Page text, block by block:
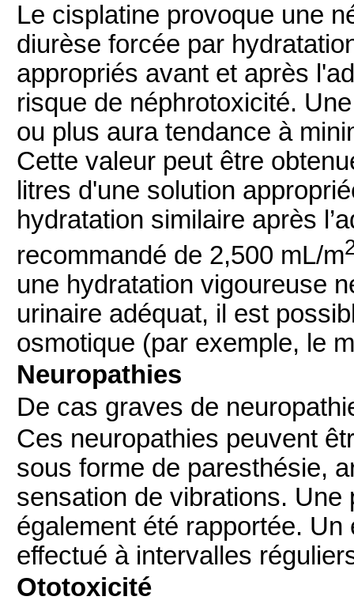
Le cisplatine provoque une
diurèse forcée par
appropriés avant et après
risque de néphrotoxicité.
ou plus aura tendance à
Cette valeur peut être
litres d'une solution
hydratation similaire après
recommandé de 2,500 mL/m
une hydratation vigoureuse
urinaire adéquat, il est
osmotique (par exemple, le
Neuropathies
De cas graves de
Ces neuropathies peuvent
sous forme de paresthésie,
sensation de vibrations.
également été rapportée.
effectué à intervalles
Ototoxicité